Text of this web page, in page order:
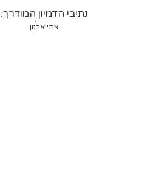
נתיבי הדמיון המודרך:
מדריך מעשי לריפוי דרך
צחי ארנון